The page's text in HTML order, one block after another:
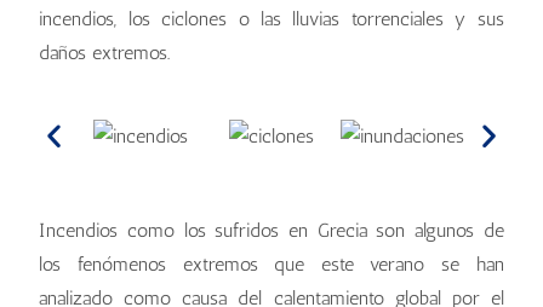
incendios, los ciclones o las lluvias torrenciales y sus
daños extremos.
Incendios como los sufridos en Grecia son algunos de
los fenómenos extremos que este verano se han
analizado como causa del calentamiento global por el